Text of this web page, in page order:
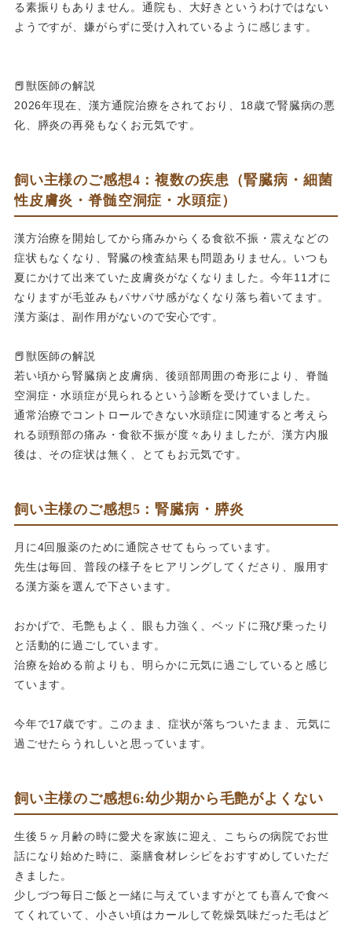
る素振りもありません。通院も、 大好きというわけではない
ようですが、 嫌がらずに受け入れているように感じます。
📕獣医師の解説
2026年現在、漢方通院治療をされており、18歳で腎臓病の悪
化、膵炎の再発もなくお元気です。
飼い主様のご感想4：複数の疾患（腎臓病・細菌
性皮膚炎・脊髄空洞症・水頭症）
漢方治療を開始してから痛みからくる食欲不振・震えなどの
症状もなくなり、腎臓の検査結果も問題ありません。いつも
夏にかけて出来ていた皮膚炎がなくなりました。今年11才に
なりますが毛並みもパサパサ感がなくなり落ち着いてます。
漢方薬は、副作用がないので安心です。
📕獣医師の解説
若い頃から腎臓病と皮膚病、後頭部周囲の奇形により、脊髄
空洞症・水頭症が見られるという診断を受けていました。
通常治療でコントロールできない水頭症に関連すると考えら
れる頭頸部の痛み・食欲不振が度々ありましたが、漢方内服
後は、その症状は無く、とてもお元気です。
飼い主様のご感想5：腎臓病・膵炎
月に4回服薬のために通院させてもらっています。
先生は毎回、普段の様子をヒアリングしてくださり、服用す
る漢方薬を選んで下さいます。
おかげで、毛艶もよく、眼も力強く、ベッドに飛び乗ったり
と活動的に過ごしています。
治療を始める前よりも、明らかに元気に過ごしていると感じ
ています。
今年で17歳です。このまま、症状が落ちついたまま、元気に
過ごせたらうれしいと思っています。
飼い主様のご感想6:幼少期から毛艶がよくない
生後５ヶ月齢の時に愛犬を家族に迎え、こちらの病院でお世
話になり始めた時に、薬膳食材レシピをおすすめしていただ
きました。
少しづつ毎日ご飯と一緒に与えていますがとても喜んで食べ
てくれていて、小さい頃はカールして乾燥気味だった毛はど